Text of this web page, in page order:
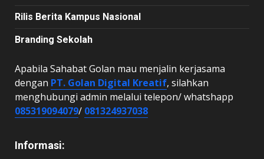
Rilis Berita Kampus Nasional
Branding Sekolah
Apabila Sahabat Golan mau menjalin kerjasama
dengan PT. Golan Digital Kreatif, silahkan
menghubungi admin melalui telepon/ whatshapp
085319094079/ 081324937038
Informasi: